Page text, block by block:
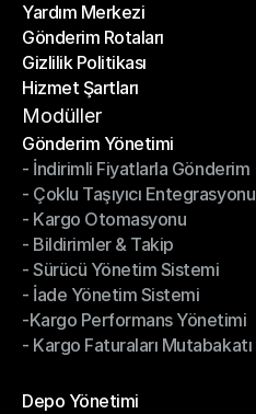
OTO Haberleri
Yardım Merkezi
Yardım Merkezi
Gönderim Rotaları
Gönderim Rotaları
Gizlilik Politikası
Gizlilik Politikası
Hizmet Şartları
Hizmet Şartları
Modüller
Gönderim Yönetimi
Gönderim Yönetimi
- İndirimli Fiyatlarla Gönderim
- İndirimli Fiyatlarla Gönderim
- Çoklu Taşıyıcı Entegrasyonu
- Çoklu Taşıyıcı Entegrasyonu
- Kargo Otomasyonu
- Kargo Otomasyonu
- Bildirimler & Takip
- Bildirimler & Takip
- Sürücü Yönetim Sistemi
- Sürücü Yönetim Sistemi
- İade Yönetim Sistemi
- İade Yönetim Sistemi
-Kargo Performans Yönetimi
-Kargo Performans Yönetimi
- Kargo Faturaları Mutabakatı
Depo Yönetimi